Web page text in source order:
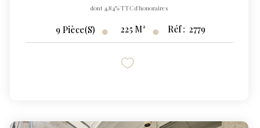
dont 4,84% TTC d'honoraires
9 Pièce(s) 225 M² Réf : 2779